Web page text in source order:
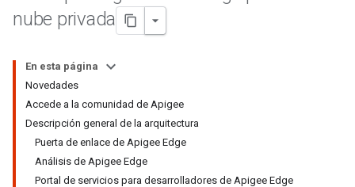
nube privada
En esta página
Novedades
Accede a la comunidad de Apigee
Descripción general de la arquitectura
Puerta de enlace de Apigee Edge
Análisis de Apigee Edge
Portal de servicios para desarrolladores de Apigee Edge